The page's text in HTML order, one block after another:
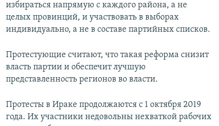
избираться напрямую с каждого района, а не
целых провинций, и участвовать в выборах
индивидуально, а не в составе партийных списков.
Протестующие считают, что такая реформа снизит
власть партии и обеспечит лучшую
представленность регионов во власти.
Протесты в Ираке продолжаются с 1 октября 2019
года. Их участники недовольны нехваткой рабочих